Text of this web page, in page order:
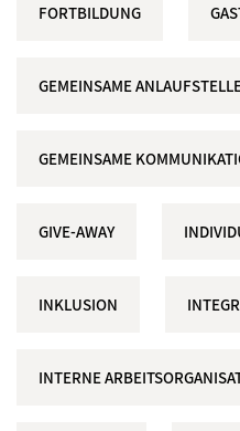
FORTBILDUNG
GEMEINSAME
GEMEINSAME
GIVE-AWAY
INKLUSION
INTERNE